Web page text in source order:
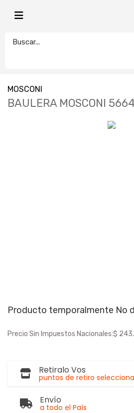
MOSCONI
BAULERA MOSCONI
Producto temporalmente No
Precio Sin Impuestos Nacionales:$
Retiralo Vos
puntos de retiro
Envío
a todo el País